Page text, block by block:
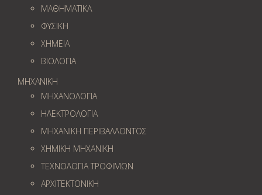
ΜΑΘΗΜΑΤΙΚΑ
ΦΥΣΙΚΗ
ΧΗΜΕΙΑ
ΒΙΟΛΟΓΙΑ
ΜΗΧΑΝΙΚΗ
ΜΗΧΑΝΟΛΟΓΙΑ
ΗΛΕΚΤΡΟΛΟΓΙΑ
ΜΗΧΑΝΙΚΗ ΠΕΡΙΒΑΛΛΟΝΤΟΣ
ΧΗΜΙΚΗ ΜΗΧΑΝΙΚΗ
ΤΕΧΝΟΛΟΓΙΑ ΤΡΟΦΙΜΩΝ
ΑΡΧΙΤΕΚΤΟΝΙΚΗ